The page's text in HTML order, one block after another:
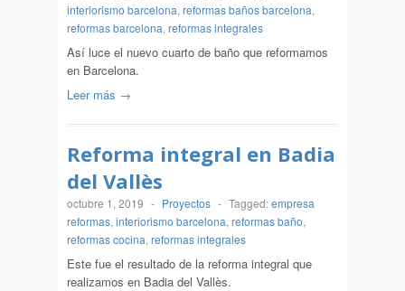
interiorismo barcelona, reformas baños barcelona,
reformas barcelona, reformas integrales
Así luce el nuevo cuarto de baño que reformamos
en Barcelona.
Leer más →
Reforma integral en Badia
del Vallès
octubre 1, 2019 - Proyectos - Tagged:empresa
reformas, interiorismo barcelona, reformas baño,
reformas cocina, reformas integrales
Este fue el resultado de la reforma integral que
realizamos en Badia del Vallès.